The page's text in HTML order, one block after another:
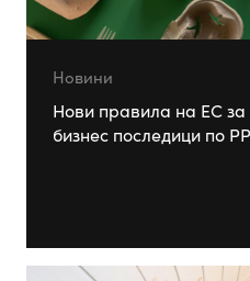
Новини
Нови правила на ЕС за
бизнес последици по